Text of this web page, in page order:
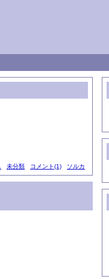
未分類 コメント(1) ソルカ